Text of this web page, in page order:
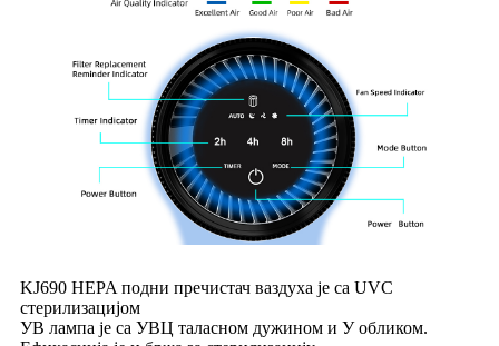
KJ690 HEPA подни пречистач ваздуха је са UVC
стерилизацијом
УВ лампа је са УВЦ таласном дужином и У обликом.